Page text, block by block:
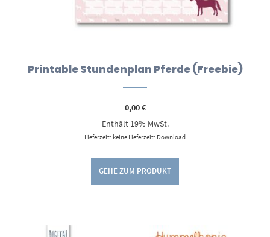
Printable Stundenplan Pferde (Freebie)
0,00€
Enthält 19% MwSt.
Lieferzeit: keine Lieferzeit: Download
GEHE ZUM PRODUKT